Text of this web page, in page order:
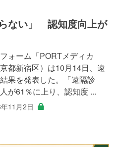
ない」 認知度向上が
ォーム「PORTメディカ
都新宿区）は10月14日、遠
果を発表した。「遠隔診
が61％に上り、認知度 ...
11月2日